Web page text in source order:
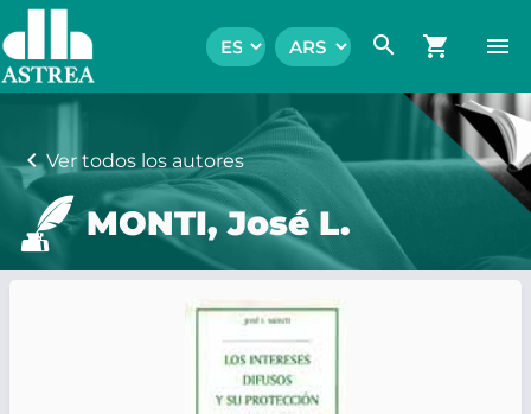
search shopping_cart menu
chevron_leftVer todos los autores
MONTI, José L.